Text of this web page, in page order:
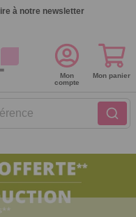
à notre newsletter
Mon
compte
Mon panier